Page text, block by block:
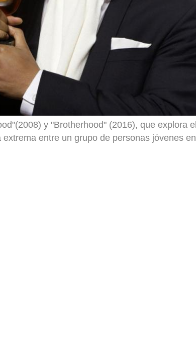
y "Brotherhood" (2016), que explora el
entre un grupo de personas jóvenes en